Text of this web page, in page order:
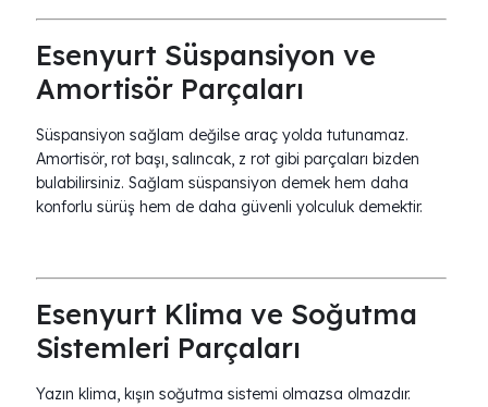
Esenyurt Süspansiyon ve
Amortisör Parçaları
Süspansiyon sağlam değilse araç yolda tutunamaz.
Amortisör, rot başı, salıncak, z rot gibi parçaları bizden
bulabilirsiniz. Sağlam süspansiyon demek hem daha
konforlu sürüş hem de daha güvenli yolculuk demektir.
Esenyurt Klima ve Soğutma
Sistemleri Parçaları
Yazın klima, kışın soğutma sistemi olmazsa olmazdır.